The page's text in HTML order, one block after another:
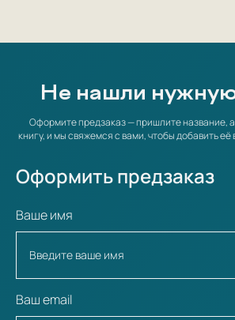
Не нашли
Оформите предзаказ — пришлите название,
книгу, и мы свяжемся с вами, чтобы добавить
Оформить предзаказ
Ваше имя
Ваш email